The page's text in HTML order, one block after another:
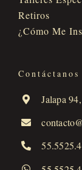
Retiros
¿Cómo Me
Contáctanos
Jalapa